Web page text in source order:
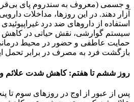
و جسمی (معروف به سندروم پای
آزار دهند. در این روزها، مداخلات
استفاده از داروهای ضد درد
سیستم گوارشی، نقش حیاتی در کاهش
حمایت عاطفی و حضور در محیط درمانی
بازگشت فرد به مصرف در برابر تحمل
روز ششم تا هفتم: کاهش شدت علائم
پس از عبور از اوج در روزهای سوم تا